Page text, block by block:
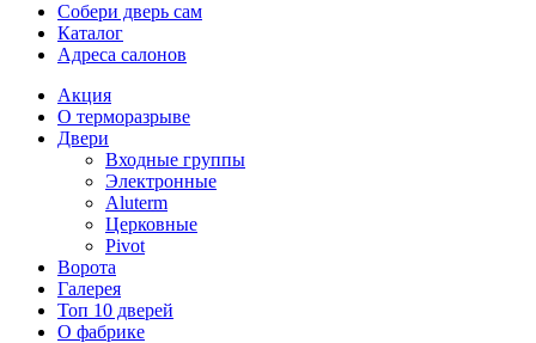
Собери дверь сам
Каталог
Адреса салонов
Акция
О терморазрыве
Двери
Входные группы
Электронные
Aluterm
Церковные
Pivot
Ворота
Галерея
Топ 10 дверей
О фабрике